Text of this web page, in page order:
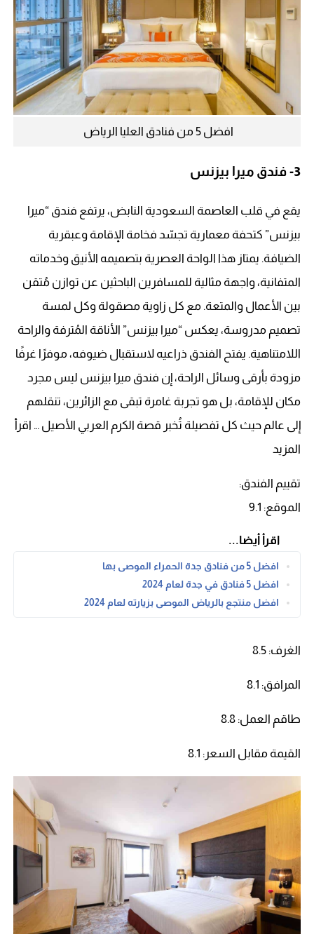
افضل 5 من فنادق العليا الرياض
3- فندق ميرا بيزنس
يقع في قلب العاصمة السعودية النابض، يرتفع فندق “ميرا
بيزنس” كتحفة معمارية تجسّد فخامة الإقامة وعبقرية
الضيافة. يمتاز هذا الواحة العصرية بتصميمه الأنيق وخدماته
المتفانية، واجهة مثالية للمسافرين الباحثين عن توازن مُتقن
بين الأعمال والمتعة. مع كل زاوية مصقولة وكل لمسة
تصميم مدروسة، يعكس “ميرا بيزنس” الأناقة المُترفة والراحة
اللامتناهية. يفتح الفندق ذراعيه لاستقبال ضيوفه، موفرًا غرفًا
مزودة بأرقى وسائل الراحة، إن فندق ميرا بيزنس ليس مجرد
مكان للإقامة، بل هو تجربة غامرة تبقى مع الزائرين، تنقلهم
إلى عالم حيث كل تفصيلة تُخبر قصة الكرم العربي الأصيل … اقرأ
المزيد
تقييم الفندق:
الموقع: 9.1
اقرأ أيضا...
افضل 5 من فنادق جدة الحمراء الموصى بها
افضل 5 فنادق في جدة لعام 2024
افضل منتجع بالرياض الموصى بزيارته لعام 2024
الغرف: 8.5
المرافق: 8.1
طاقم العمل: 8.8
القيمة مقابل السعر: 8.1